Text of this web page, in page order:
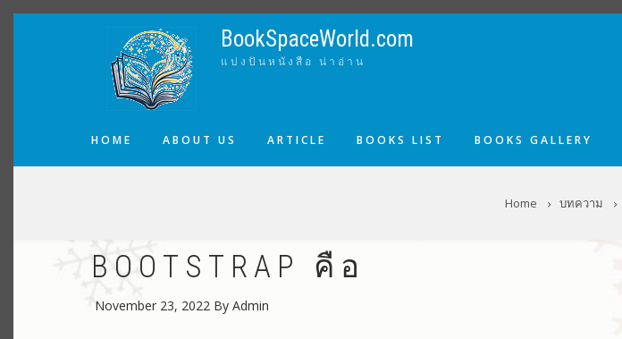
Skip
BookSpaceWorld.com
แบ่งปันหนังสือ น่าอ่าน
MAIN
NAVIGATION
HOME ABOUT US ARTICLE BOOKS LIST BOOKS GALLERY
Home บทความ
BOOTSTRAP คือ
November 23, 2022 By Admin